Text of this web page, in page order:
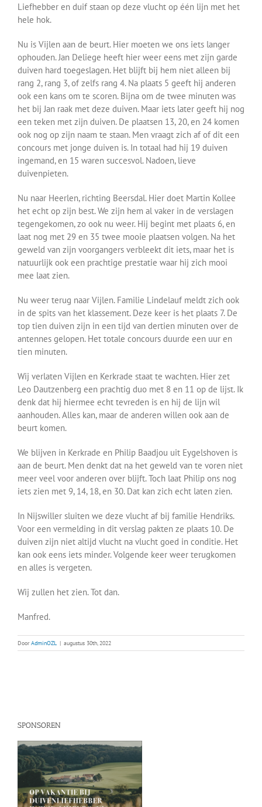
Liefhebber en duif staan op deze vlucht op één lijn met het
hele hok.
Nu is Vijlen aan de beurt. Hier moeten we ons iets langer
ophouden. Jan Deliege heeft hier weer eens met zijn garde
duiven hard toegeslagen. Het blijft bij hem niet alleen bij
rang 2, rang 3, of zelfs rang 4. Na plaats 5 geeft hij anderen
ook een kans om te scoren. Bijna om de twee minuten was
het bij Jan raak met deze duiven. Maar iets later geeft hij nog
een teken met zijn duiven. De plaatsen 13, 20, en 24 komen
ook nog op zijn naam te staan. Men vraagt zich af of dit een
concours met jonge duiven is. In totaal had hij 19 duiven
ingemand, en 15 waren succesvol. Nadoen, lieve
duivenpieten.
Nu naar Heerlen, richting Beersdal. Hier doet Martin Kollee
het echt op zijn best. We zijn hem al vaker in de verslagen
tegengekomen, zo ook nu weer. Hij begint met plaats 6, en
laat nog met 29 en 35 twee mooie plaatsen volgen. Na het
geweld van zijn voorgangers verbleekt dit iets, maar het is
natuurlijk ook een prachtige prestatie waar hij zich mooi
mee laat zien.
Nu weer terug naar Vijlen. Familie Lindelauf meldt zich ook
in de spits van het klassement. Deze keer is het plaats 7. De
top tien duiven zijn in een tijd van dertien minuten over de
antennes gelopen. Het totale concours duurde een uur en
tien minuten.
Wij verlaten Vijlen en Kerkrade staat te wachten. Hier zet
Leo Dautzenberg een prachtig duo met 8 en 11 op de lijst. Ik
denk dat hij hiermee echt tevreden is en hij de lijn wil
aanhouden. Alles kan, maar de anderen willen ook aan de
beurt komen.
We blijven in Kerkrade en Philip Baadjou uit Eygelshoven is
aan de beurt. Men denkt dat na het geweld van te voren niet
meer veel voor anderen over blijft. Toch laat Philip ons nog
iets zien met 9, 14, 18, en 30. Dat kan zich echt laten zien.
In Nijswiller sluiten we deze vlucht af bij familie Hendriks.
Voor een vermelding in dit verslag pakten ze plaats 10. De
duiven zijn niet altijd vlucht na vlucht goed in conditie. Het
kan ook eens iets minder. Volgende keer weer terugkomen
en alles is vergeten.
Wij zullen het zien. Tot dan.
Manfred.
DoorAdminOZL | augustus 30th, 2022
SPONSOREN